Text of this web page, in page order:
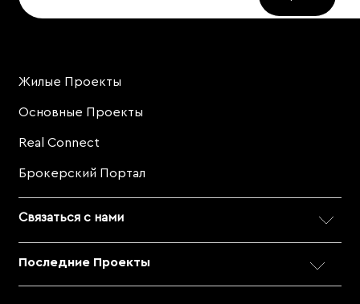
Связаться с нами
ДЛЯ ПРЯМЫХ ПРОДАЖ
Позвоните по номеру 800 MERAAS (800-637227).
Project
Footer
Жилые Проекты
Основные Проекты
Real Connect
Брокерский Портал
Последние Проекты